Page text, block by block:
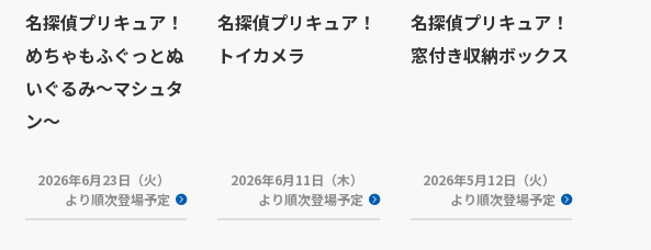
名探偵プリキュア！
めちゃもふぐっとぬ
いぐるみ～マシュタ
ン～
2026年6月23日（火）
より順次登場予定
名探偵プリキュア！
トイカメラ
2026年6月11日（木）
より順次登場予定
名探偵プリキュア！
窓付き収納ボックス
2026年5月12日（火）
より順次登場予定